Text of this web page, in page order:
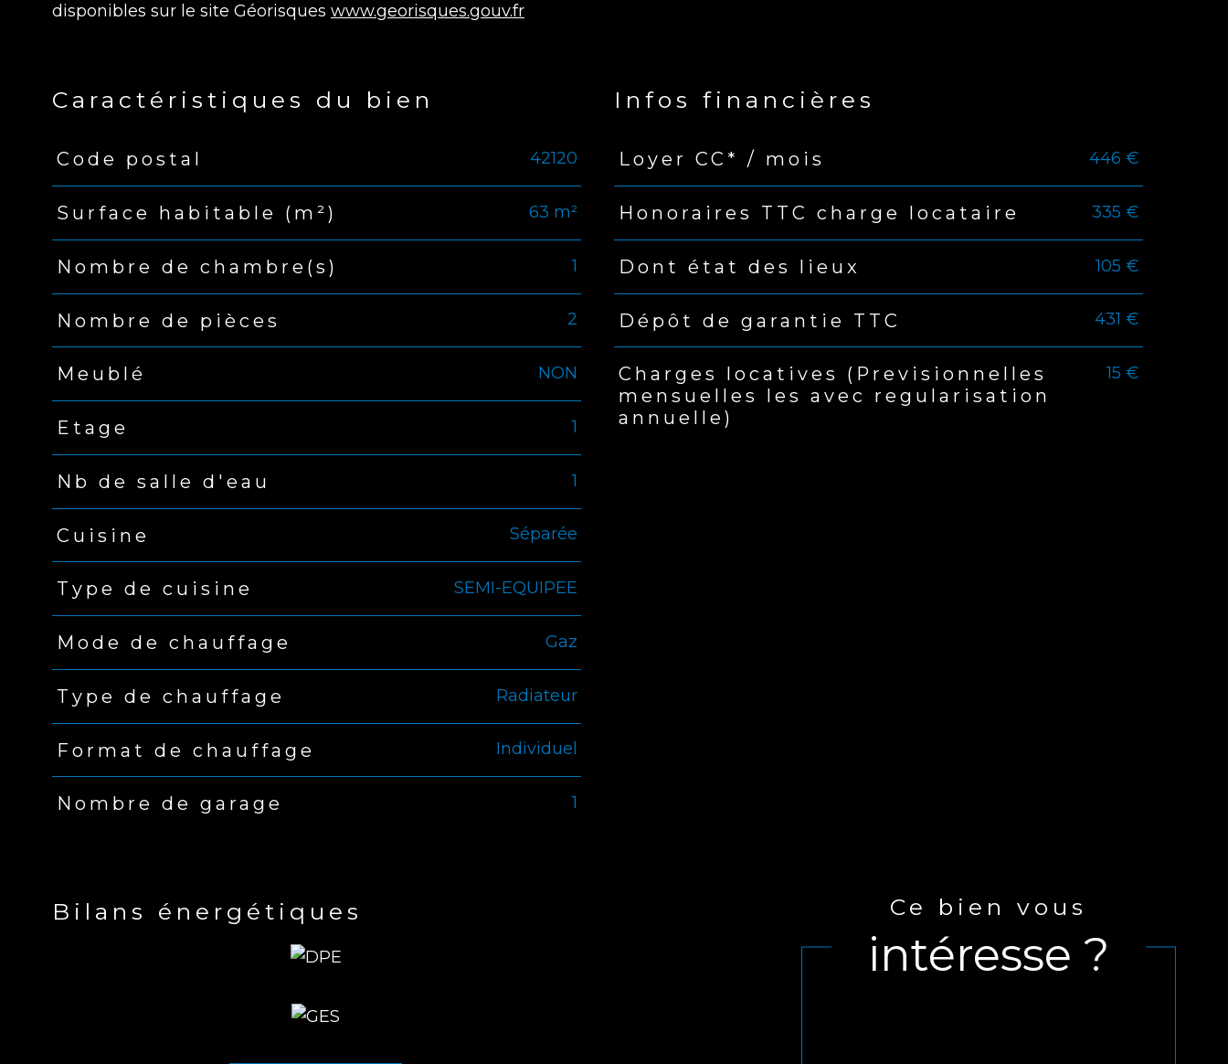
disponibles sur le site Géorisques www.georisques.gouv.fr
Caractéristiques du bien
Caractéristiques
Code postal 42120
Surface habitable (m²) 63 m²
Nombre de chambre(s) 1
Nombre de pièces 2
Meublé NON
Etage 1
Nb de salle d'eau 1
Cuisine Séparée
Type de cuisine SEMI-EQUIPEE
Mode de chauffage Gaz
Type de chauffage Radiateur
Format de chauffage Individuel
Nombre de garage 1
Infos financières
Caractéristiques Valeurs
Loyer CC* / mois 446 €
Honoraires TTC charge locataire 335 €
Dont état des lieux 105 €
Dépôt de garantie TTC 431 €
Charges locatives (Previsionnelles
mensuelles les avec regularisation
annuelle)
15 €
Bilans énergétiques Ce bien vous
intéresse ?